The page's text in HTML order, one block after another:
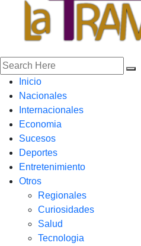
Inicio
Nacionales
Internacionales
Economia
Sucesos
Deportes
Entretenimiento
Otros
Regionales
Curiosidades
Salud
Tecnologia